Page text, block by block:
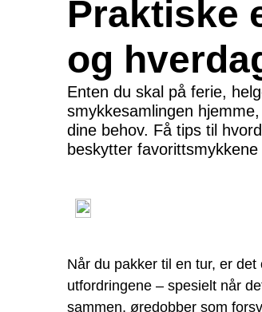
Praktiske
og
Enten du skal på ferie,
smykkesamlingen
dine behov. Få tips til
beskytter
Når du pakker til en tur, er
utfordringene – spesielt når
sammen, øredobber som